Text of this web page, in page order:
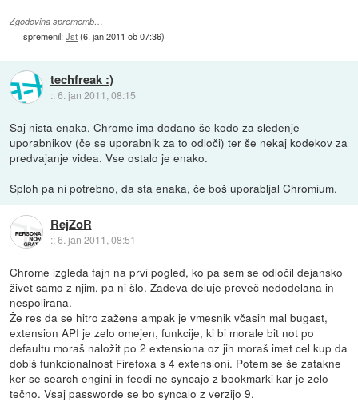
Zgodovina sprememb…
spremenil:Jst(6. jan 2011 ob 07:36)
techfreak :)
::6. jan 2011, 08:15
Saj nista enaka. Chrome ima dodano še kodo za sledenje
uporabnikov (če se uporabnik za to odloči) ter še nekaj kodekov za
predvajanje videa. Vse ostalo je enako.
Sploh pa ni potrebno, da sta enaka, če boš uporabljal Chromium.
RejZoR
::6. jan 2011, 08:51
Chrome izgleda fajn na prvi pogled, ko pa sem se odločil dejansko
živet samo z njim, pa ni šlo. Zadeva deluje preveč nedodelana in
nespolirana.
Že res da se hitro zažene ampak je vmesnik včasih mal bugast,
extension API je zelo omejen, funkcije, ki bi morale bit not po
defaultu moraš naložit po 2 extensiona oz jih moraš imet cel kup da
dobiš funkcionalnost Firefoxa s 4 extensioni. Potem se še zatakne
ker se search engini in feedi ne syncajo z bookmarki kar je zelo
tečno. Vsaj passworde se bo syncalo z verzijo 9.